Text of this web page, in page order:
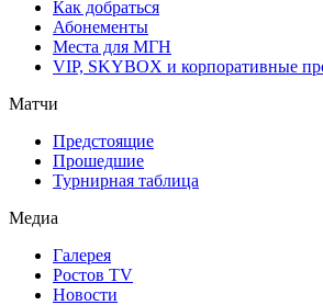
Как добраться
Абонементы
Места для МГН
VIP, SKYBOX и корпоративные
Матчи
Предстоящие
Прошедшие
Турнирная таблица
Медиа
Галерея
Ростов TV
Новости